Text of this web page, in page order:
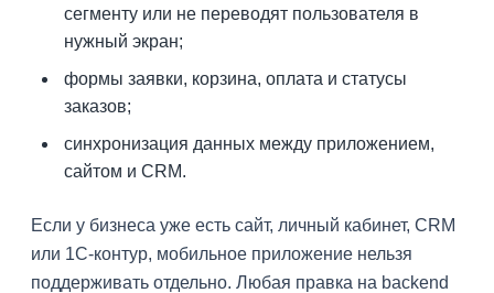
сегменту или не переводят пользователя в
нужный экран;
формы заявки, корзина, оплата и статусы
заказов;
синхронизация данных между приложением,
сайтом и CRM.
Если у бизнеса уже есть сайт, личный кабинет, CRM
или 1С-контур, мобильное приложение нельзя
поддерживать отдельно. Любая правка на backend